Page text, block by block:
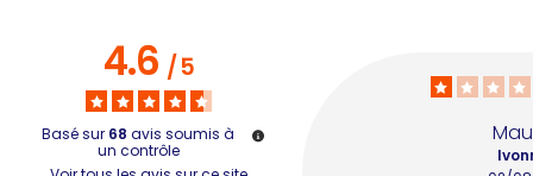
4.6/5
Basé sur 68 avis soumis à
un contrôle